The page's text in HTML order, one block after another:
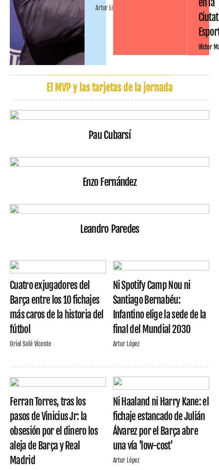
Artur López
en la
Ciutat
Víctor
El MVP y las tarjetas de la jornada
Pau Cubarsí
Enzo Fernández
Leandro Paredes
Cuatro exjugadores del
Barça entre los 10 fichajes
más caros de la historia del
fútbol
Oriol Solé Vicente
Ni Spotify Camp Nou ni
Santiago Bernabéu:
Infantino elige la sede de la
final del Mundial 2030
Artur López
Ferran Torres, tras los
pasos de Vinicius Jr: la
obsesión por el dinero los
aleja de Barça y Real
Madrid
Ni Haaland ni Harry Kane: el
fichaje estancado de Julián
Álvarez por el Barça abre
una vía 'low-cost'
Artur López